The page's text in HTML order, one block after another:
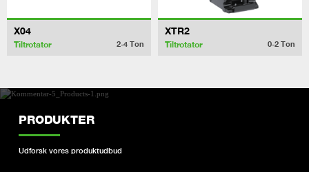
X04
Tiltrotator 2-4 Ton
XTR2
Tiltrotator 0-2 Ton
PRODUKTER
Udforsk vores produktudbud